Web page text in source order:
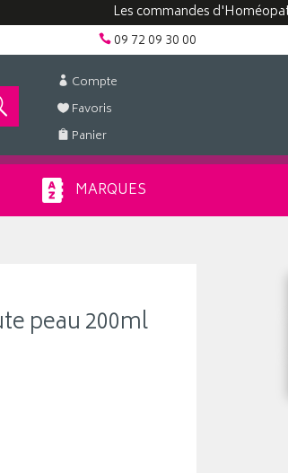
Les commandes d'Homéopathie
09 72 09 30 00
Compte
Favoris
Panier
MARQUES
peau 200ml